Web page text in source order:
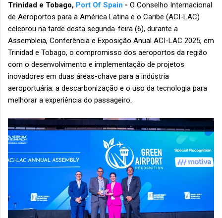
Trinidad e Tobago, Port Of Spain - O Conselho Internacional
de Aeroportos para a América Latina e o Caribe (ACI-LAC)
celebrou na tarde desta segunda-feira (6), durante a
Assembleia, Conferência e Exposição Anual ACI-LAC 2025, em
Trinidad e Tobago, o compromisso dos aeroportos da região
com o desenvolvimento e implementação de projetos
inovadores em duas áreas-chave para a indústria
aeroportuária: a descarbonização e o uso da tecnologia para
melhorar a experiência do passageiro.